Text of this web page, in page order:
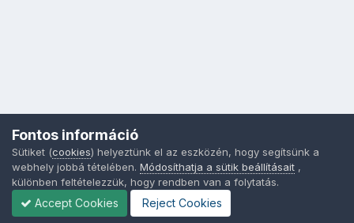
Fontos információ
Sütiket (cookies) helyeztünk el az eszközén, hogy segítsünk a
webhely jobbá tételében. Módosíthatja a sütik beállításait ,
különben feltételezzük, hogy rendben van a folytatás.
Accept Cookies Reject Cookies